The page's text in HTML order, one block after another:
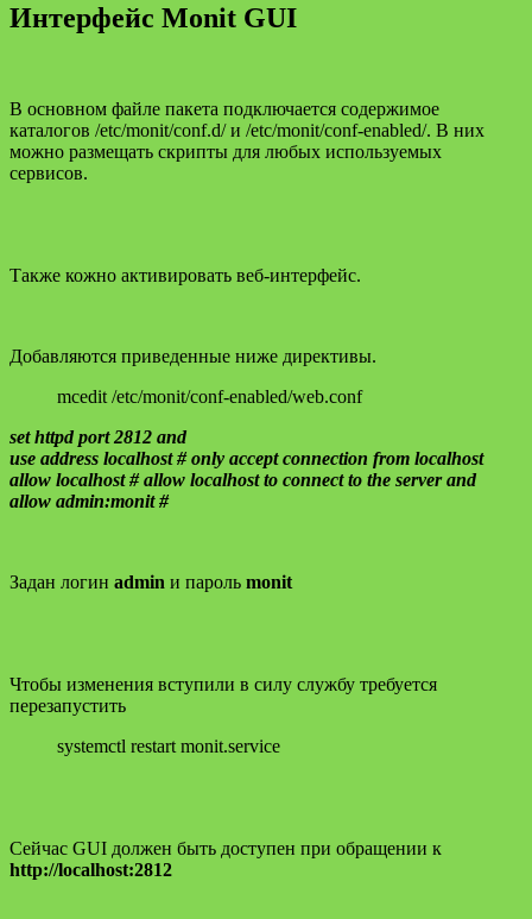
Интерфейс Monit GUI
В основном файле пакета подключается содержимое
каталогов /etc/monit/conf.d/ и /etc/monit/conf-enabled/. В них
можно размещать скрипты для любых используемых
сервисов.
Также кожно активировать веб-интерфейс.
Добавляются приведенные ниже директивы.
mcedit /etc/monit/conf-enabled/web.conf
set httpd port 2812 and
use address localhost # only accept connection from localhost
allow localhost # allow localhost to connect to the server and
allow admin:monit #
Задан логин admin и пароль monit
Чтобы изменения вступили в силу службу требуется
перезапустить
systemctl restart monit.service
Сейчас GUI должен быть доступен при обращении к
http://localhost:2812